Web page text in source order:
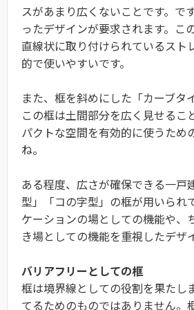
スがあまり広くないことです。で
ったデザインが要求されます。こ
直線状に取り付けられているスト
的で使いやすいです。
また、框を斜めにした「カーブタ
この框は土間部分を広く見せるこ
パクトな空間を有効的に使うため
ね。
ある程度、広さが確保できる一戸
型」「コの字型」の框が用いられ
ケーションの場としての機能や、
き場としての機能を重視したデザ
バリアフリーとしての框
框は境界線としての役割を果たし
てるためのものではありません。